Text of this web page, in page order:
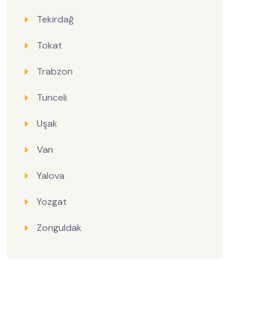
Tekirdağ
Tokat
Trabzon
Tunceli
Uşak
Van
Yalova
Yozgat
Zonguldak